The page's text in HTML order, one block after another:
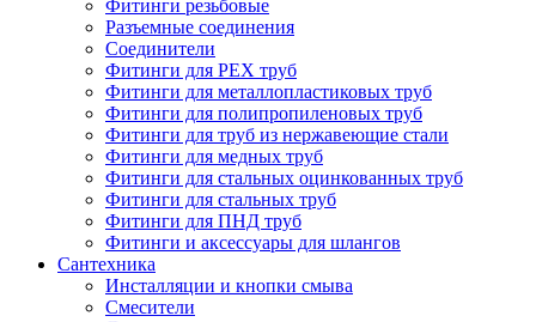
Фитинги резьбовые
Разъемные соединения
Соединители
Фитинги для PEX труб
Фитинги для металлопластиковых труб
Фитинги для полипропиленовых труб
Фитинги для труб из нержавеющие стали
Фитинги для медных труб
Фитинги для стальных оцинкованных труб
Фитинги для стальных труб
Фитинги для ПНД труб
Фитинги и аксессуары для шлангов
Сантехника
Инсталляции и кнопки смыва
Смесители